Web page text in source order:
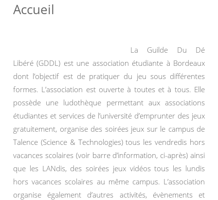
Accueil
La Guilde Du Dé
Libéré (GDDL) est une association étudiante à Bordeaux
dont l’objectif est de pratiquer du jeu sous différentes
formes. L’association est ouverte à toutes et à tous. Elle
possède une ludothèque permettant aux associations
étudiantes et services de l’université d’emprunter des jeux
gratuitement, organise des soirées jeux sur le campus de
Talence (Science & Technologies) tous les vendredis hors
vacances scolaires (voir barre d’information, ci-après) ainsi
que les LANdis, des soirées jeux vidéos tous les lundis
hors vacances scolaires au même campus. L’association
organise également d’autres activités, évènements et